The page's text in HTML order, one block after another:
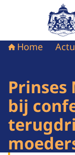
Naar
Home
Prinses
bij